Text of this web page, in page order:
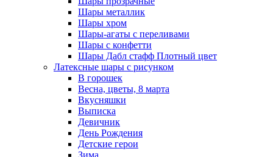
Шары металлик
Шары хром
Шары-агаты с переливами
Шары с конфетти
Шары Дабл стафф Плотный цвет
Латексные шары с рисунком
В горошек
Весна, цветы, 8 марта
Вкусняшки
Выписка
Девичник
День Рождения
Детские герои
Зима